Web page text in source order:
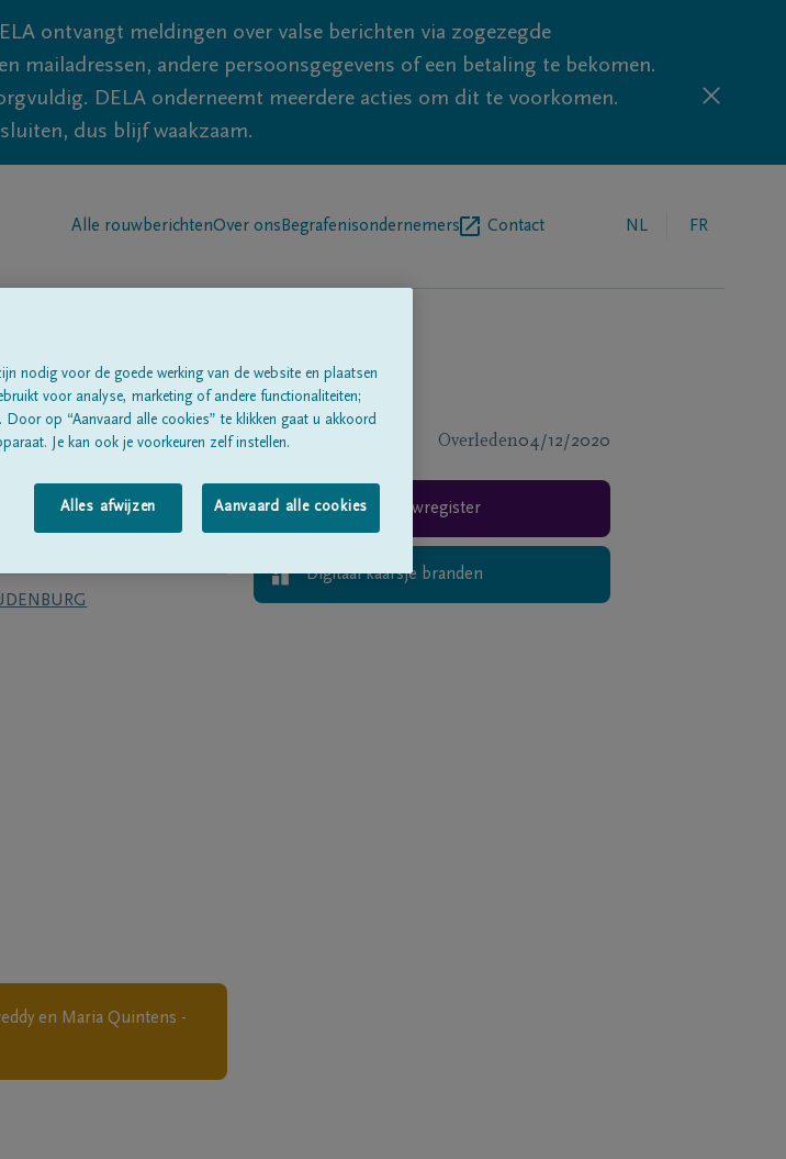
ontvangt meldingen over valse berichten via zogezegde
mailadressen, andere persoonsgegevens of een betaling te bekomen.
DELA onderneemt meerdere acties om dit te voorkomen.
dus blijf waakzaam.
Alle rouwberichtenOver ons Begrafenisondernemers Contact NL FR
Overleden04/12/2020
en Maria Quintens -
Rouwregister
Digitaal kaarsje branden
nodig voor de goede werking van de website en plaatsen
voor analyse, marketing of andere functionaliteiten;
op “Aanvaard alle cookies” te klikken gaat u akkoord
Je kan ook je voorkeuren zelf instellen.
Alles afwijzen Aanvaard alle cookies